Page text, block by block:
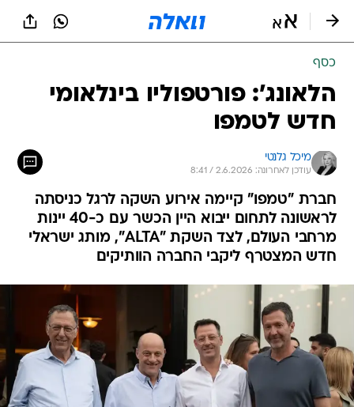
כסף
הלאונג': פורטפוליו בינלאומי
חדש לטמפו
מיכל גלנטי
עודכן לאחרונה: 2.6.2026 / 8:41
חברת "טמפו" קיימה אירוע השקה לרגל כניסתה
לראשונה לתחום ייבוא היין הכשר עם כ-40 יינות
מרחבי העולם, לצד השקת "ALTA", מותג ישראלי
חדש המצטרף ליקבי החברה הוותיקים